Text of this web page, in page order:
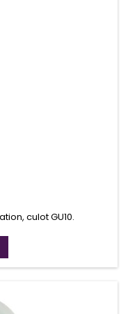
culot GU10.